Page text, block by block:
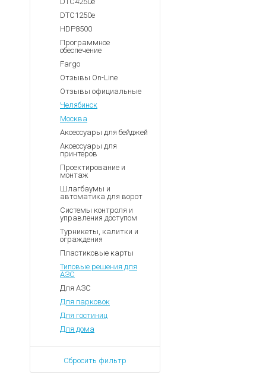
DTC1250e
HDP8500
Программное
обеспечение
Fargo
Отзывы On-Line
Отзывы официальные
Челябинск
Москва
Аксессуары для бейджей
Аксессуары для
принтеров
Проектирование и
монтаж
Шлагбаумы и
автоматика для ворот
Системы контроля и
управления доступом
Турникеты, калитки и
ограждения
Пластиковые карты
Типовые решения для
АЗС
Для АЗС
Для парковок
Для гостиниц
Для дома
Сбросить фильтр